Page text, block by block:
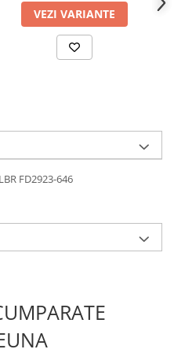
VEZI VARIANTE
FD2923-646